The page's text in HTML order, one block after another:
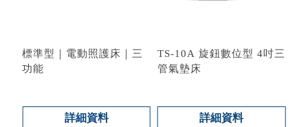
標準型｜電動照護床｜三
功能
詳細資料
TS-10A 旋鈕數位型 4吋三
管氣墊床
詳細資料